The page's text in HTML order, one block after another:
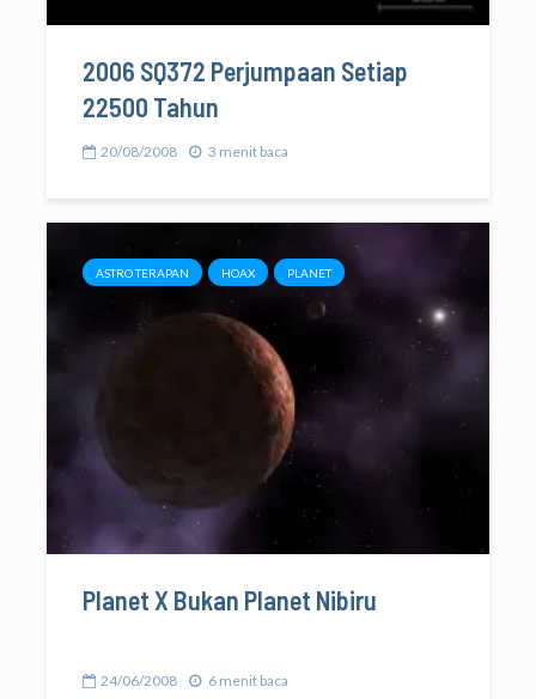
2006 SQ372 Perjumpaan Setiap
22500 Tahun
20/08/2008 3 menit baca
ASTRO TERAPAN HOAX PLANET
Planet X Bukan Planet Nibiru
24/06/2008 6 menit baca